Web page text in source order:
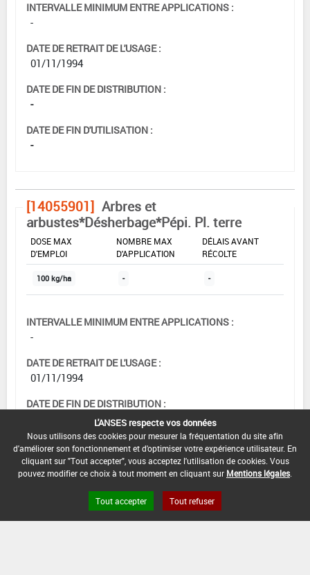
INTERVALLE MINIMUM ENTRE APPLICATIONS :
-
DATE DE RETRAIT DE L'USAGE :
01/11/1994
DATE DE FIN DE DISTRIBUTION :
-
DATE DE FIN D'UTILISATION :
-
[14055901] Arbres et
arbustes*Désherbage*Pépi. Pl. terre
DOSE MAX
D'EMPLOI
NOMBRE MAX
D'APPLICATION
DÉLAIS AVANT
RÉCOLTE
100 kg/ha - -
INTERVALLE MINIMUM ENTRE APPLICATIONS :
-
DATE DE RETRAIT DE L'USAGE :
01/11/1994
DATE DE FIN DE DISTRIBUTION :
DATE DE FIN D'UTILISATION :
-
L'ANSES respecte vos données
Nous utilisons des cookies pour mesurer la fréquentation du site afin
d'améliorer son fonctionnement et d'optimiser votre expérience utilisateur. En
cliquant sur "Tout accepter", vous acceptez l'utilisation de cookies. Vous
pouvez modifier ce choix à tout moment en cliquant sur Mentions légales
Tout accepter Tout refuser